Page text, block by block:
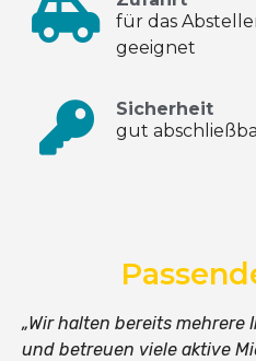
für das
geeignet
Sicherheit
gut
„Wir halten bereits mehrere
und betreuen viele aktive